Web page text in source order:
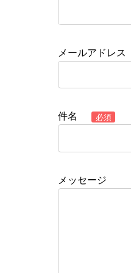
メールアドレス
件名 必須
メッセージ